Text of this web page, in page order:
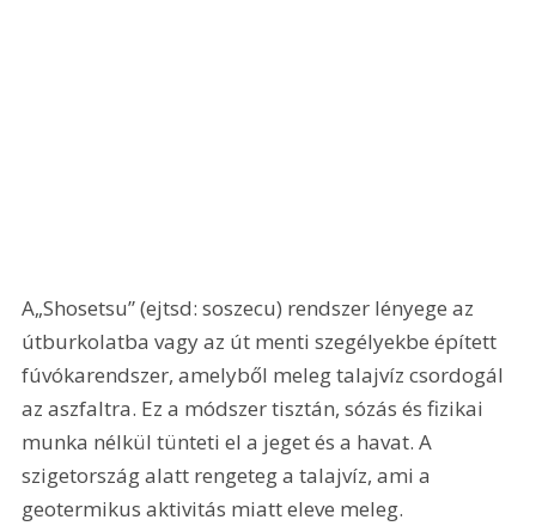
A„Shosetsu” (ejtsd: soszecu) rendszer lényege az
útburkolatba vagy az út menti szegélyekbe épített
fúvókarendszer, amelyből meleg talajvíz csordogál
az aszfaltra. Ez a módszer tisztán, sózás és fizikai
munka nélkül tünteti el a jeget és a havat. A
szigetország alatt rengeteg a talajvíz, ami a
geotermikus aktivitás miatt eleve meleg.